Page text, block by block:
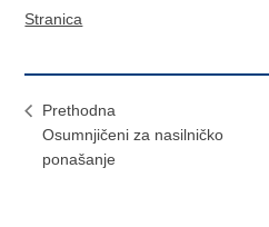
Stranica
Prethodna
Osumnjičeni za nasilničko
ponašanje